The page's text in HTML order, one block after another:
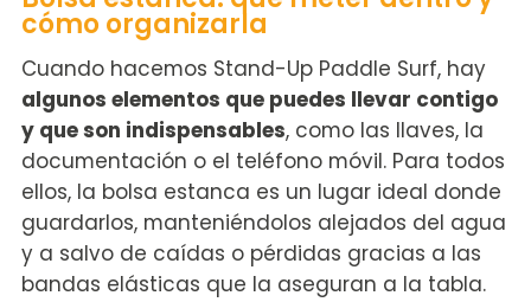
cómo organizarla
Cuando hacemos Stand-Up Paddle Surf, hay
algunos elementos que puedes llevar contigo
y que son indispensables, como las llaves, la
documentación o el teléfono móvil. Para todos
ellos, la bolsa estanca es un lugar ideal donde
guardarlos, manteniéndolos alejados del agua
y a salvo de caídas o pérdidas gracias a las
bandas elásticas que la aseguran a la tabla.